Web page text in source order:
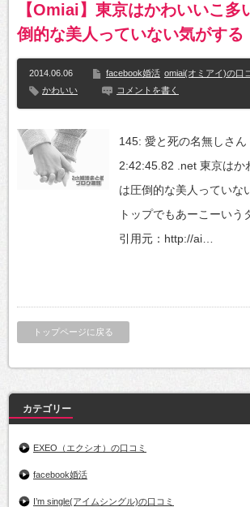
【Omiai】東京はかわいいこ多
倒的な美人っていない気がする
2014.06.06 facebook婚活 omiai(オミアイ)の口
かわいい
コメントを書く
145: 愛と死の名無しさ
2:42:45.82 .net 東京はか
は圧倒的な美人っていな
トップでもあーこーいう
引用元：http://ai…
トップページに戻る
カテゴリー
EXEO（エクシオ）の口コミ
facebook婚活
I’m single(アイムシングル)の口コミ